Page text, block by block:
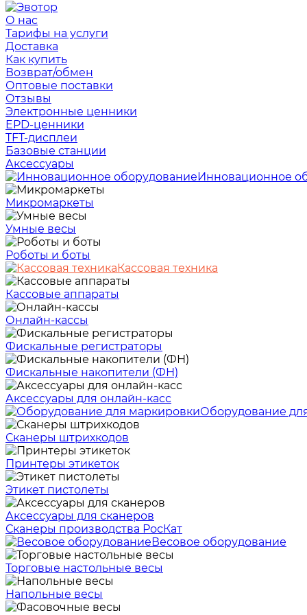
О нас
Тарифы на услуги
Доставка
Как купить
Возврат/обмен
Оптовые поставки
Отзывы
Электронные ценники
EPD-ценники
TFT-дисплеи
Базовые станции
Аксессуары
Инновационное
Микромаркеты
Умные весы
Роботы и боты
Кассовая техника
Кассовые аппараты
Онлайн-кассы
Фискальные регистраторы
Фискальные накопители (ФН)
Аксессуары для онлайн-касс
Оборудование
Сканеры штрихкодов
Принтеры этикеток
Этикет пистолеты
Аксессуары для сканеров
Сканеры производства РосКат
Весовое оборудование
Торговые настольные весы
Напольные весы